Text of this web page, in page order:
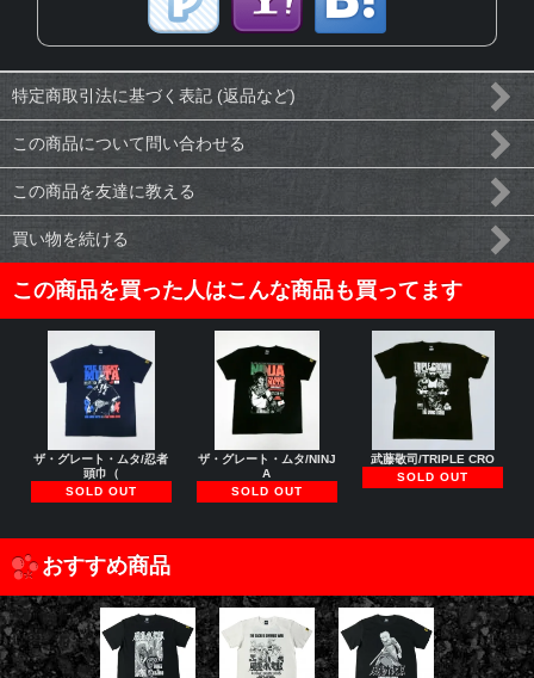
特定商取引法に基づく表記 (返品など)
この商品について問い合わせる
この商品を友達に教える
買い物を続ける
この商品を買った人はこんな商品も買ってます
ザ・グレート・ムタ/忍者
頭巾（
SOLD OUT
ザ・グレート・ムタ/NINJ
A
SOLD OUT
武藤敬司/TRIPLE CRO
SOLD OUT
おすすめ商品